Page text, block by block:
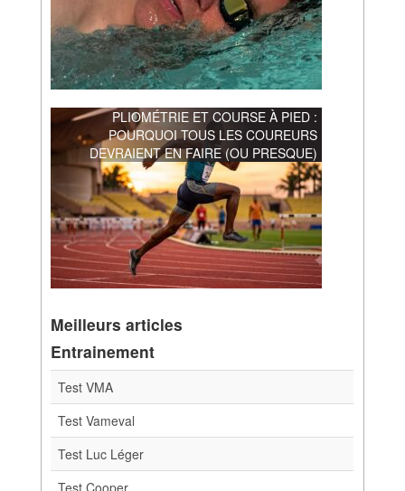
PLIOMÉTRIE ET COURSE À PIED :
POURQUOI TOUS LES COUREURS
DEVRAIENT EN FAIRE (OU PRESQUE)
Meilleurs articles
Entrainement
Test VMA
Test Vameval
Test Luc Léger
Test Cooper